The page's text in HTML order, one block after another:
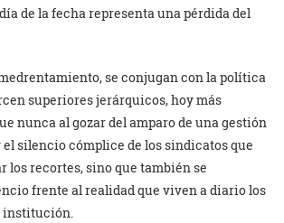
de la fecha representa una pérdida del
se conjugan con la política
superiores jerárquicos, hoy más
nunca al gozar del amparo de una gestión
silencio cómplice de los sindicatos que
los recortes, sino que también se
frente al realidad que viven a diario los
institución.